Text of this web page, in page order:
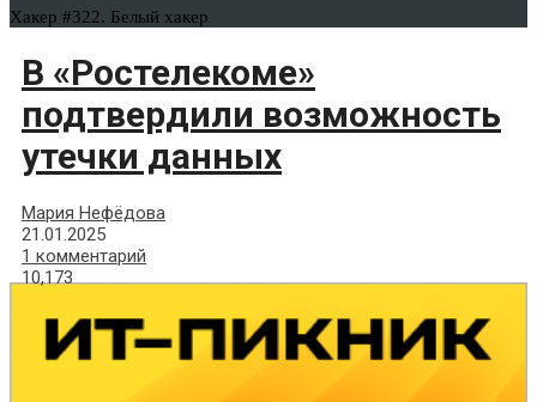
Хакер #322. Белый хакер
В «Ростелекоме»
подтвердили возможность
утечки данных
Мария Нефёдова
21.01.2025
1 комментарий
10,173